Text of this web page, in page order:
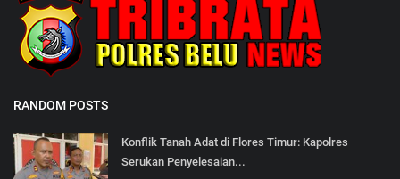
RANDOM POSTS
Konflik Tanah Adat di Flores Timur: Kapolres
Serukan Penyelesaian...